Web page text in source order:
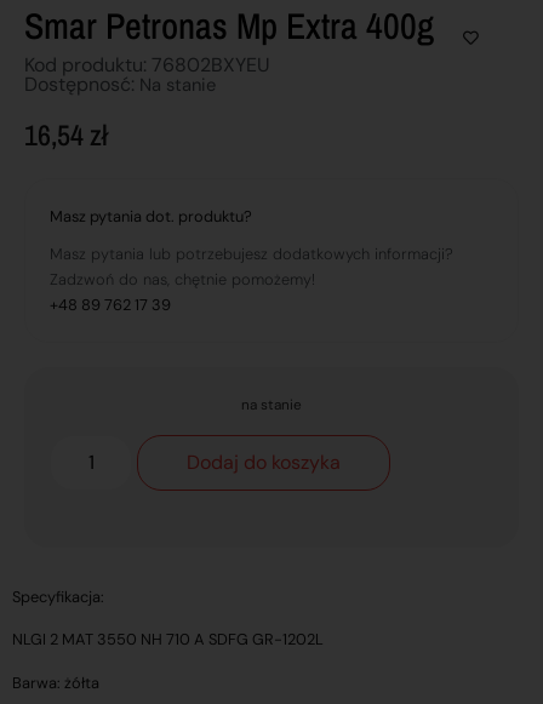
Smar Petronas Mp Extra 400g
Kod produktu: 76802BXYEU
Dostępnosć: Na stanie
16,54zł
Masz pytania dot. produktu?
Masz pytania lub potrzebujesz dodatkowych informacji?
Zadzwoń do nas, chętnie pomożemy!
+48 89 762 17 39
na stanie
Dodaj do koszyka
Specyfikacja:
NLGI 2 MAT 3550 NH 710 A SDFG GR-1202L
Barwa: żółta